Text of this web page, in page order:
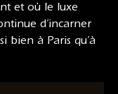
et où le luxe
d’incarner
bien à Paris qu’à